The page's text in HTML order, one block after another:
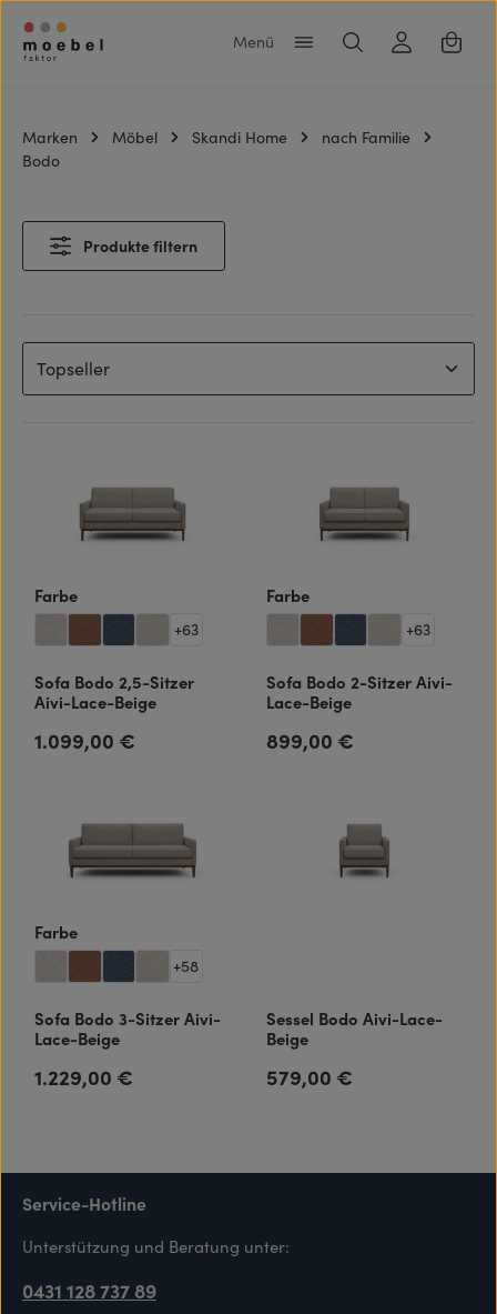
Zum Hauptinhalt springen
Marken Möbel Skandi Home
nach Familie
Bodo
Produkte filtern
Farbeauswählen
+63
Sofa Bodo 2,5-Sitzer
Aivi-Lace-Beige
Regulärer Preis:
1.099,00 €
Farbeauswählen
+63
Sofa Bodo 2-Sitzer Aivi-
Lace-Beige
Regulärer Preis:
899,00 €
Farbeauswählen
+58
Sofa Bodo 3-Sitzer Aivi-
Lace-Beige
Regulärer Preis:
1.229,00 €
Sessel Bodo Aivi-Lace-
Beige
Regulärer Preis:
579,00 €
Service-Hotline
Unterstützung und Beratung unter:
0431 128 737 89